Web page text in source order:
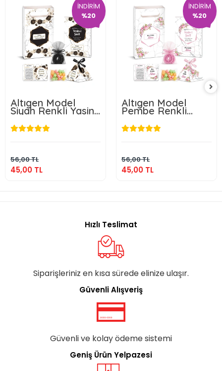
İNDİRİM
%20
Altıgen Model
Siyah Renkli Yasin
Kitabı, Piramit
Külah, Mevlüt
Şekeri, Ayet-el
Tesbih
56,00 TL
45,00 TL
45,00 TL
İNDİRİM
%20
Altıgen Model
Pembe Renkli
Yasin Kitabı,
Piramit Külah,
Mevlüt Şekeri,
Çanta ve Tesbih
56,00 TL
45,00 TL
45,00 TL
Hızlı Teslimat
Siparişleriniz en kısa sürede elinize ulaşır.
Güvenli Alışveriş
Güvenli ve kolay ödeme sistemi
Geniş Ürün Yelpazesi